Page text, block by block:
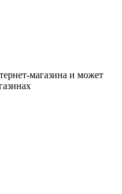
магазина и может